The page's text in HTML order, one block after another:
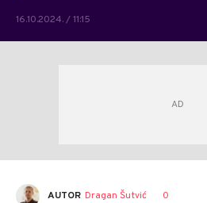
16.10.2024. / 11:15
AUTOR Dragan Šutvić 0